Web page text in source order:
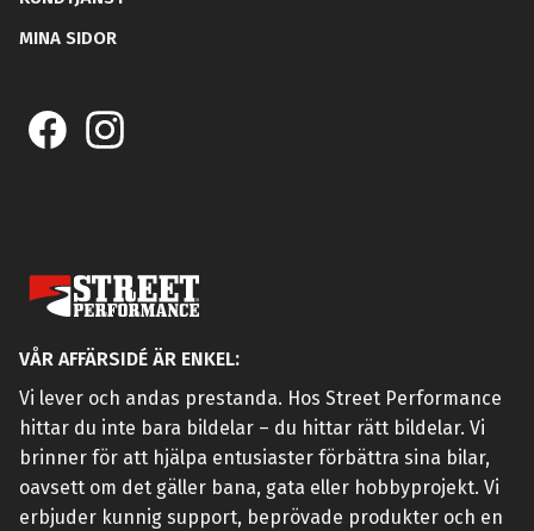
MINA SIDOR
VÅR AFFÄRSIDÉ ÄR ENKEL:
Vi lever och andas prestanda. Hos Street Performance
hittar du inte bara bildelar – du hittar rätt bildelar. Vi
brinner för att hjälpa entusiaster förbättra sina bilar,
oavsett om det gäller bana, gata eller hobbyprojekt. Vi
erbjuder kunnig support, beprövade produkter och en